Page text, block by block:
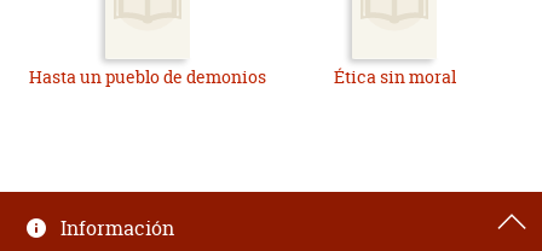
Hasta un pueblo de demonios Ética sin moral
Información